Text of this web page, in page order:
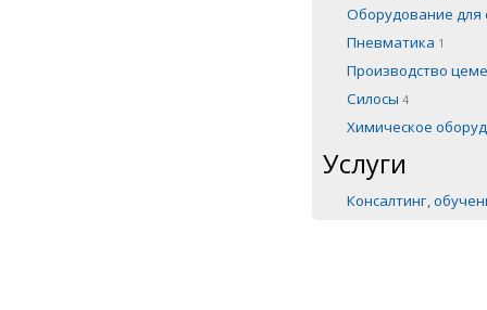
Оборудование для
Пневматика 1
Производство
Силосы 4
Химическое
Услуги
Консалтинг,